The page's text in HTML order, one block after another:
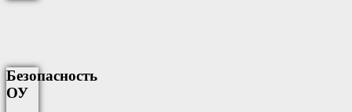
Безопасность
ОУ